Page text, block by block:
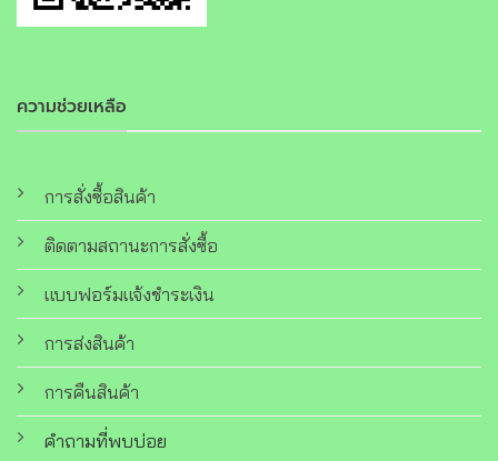
ความช่วยเหลือ
การสั่งซื้อสินค้า
ติดตามสถานะการสั่งซื้อ
แบบฟอร์มแจ้งชำระเงิน
การส่งสินค้า
การคืนสินค้า
คำถามที่พบบ่อย